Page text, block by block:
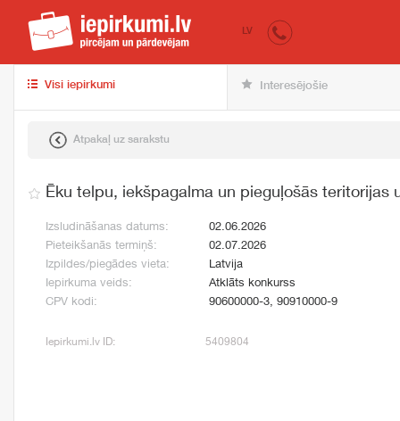
iepirkumi.lv
LV
Visi iepirkumi Interesējošie
Atpakaļ uz sarakstu
Ēku telpu, iekšpagalma un pieguļošās teritorijas
Izsludināšanas datums:
02.06.2026
Pieteikšanās termiņš:
02.07.2026
Izpildes/piegādes vieta:
Latvija
Iepirkuma veids:
Atklāts konkurss
CPV kodi:
90600000-3, 90910000-9
Iepirkumi.lv ID: 5409804